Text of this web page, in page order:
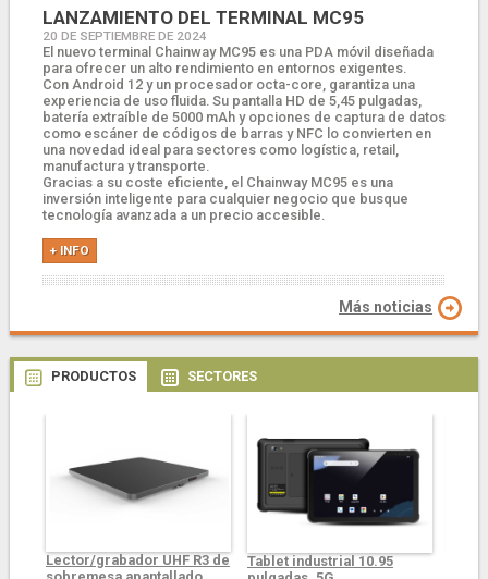
LANZAMIENTO DEL TERMINAL MC95
20 DE SEPTIEMBRE DE 2024
El nuevo terminal Chainway MC95 es una PDA móvil diseñada
para ofrecer un alto rendimiento en entornos exigentes.
Con Android 12 y un procesador octa-core, garantiza una
experiencia de uso fluida. Su pantalla HD de 5,45 pulgadas,
batería extraíble de 5000 mAh y opciones de captura de datos
como escáner de códigos de barras y NFC lo convierten en
una novedad ideal para sectores como logística, retail,
manufactura y transporte.
Gracias a su coste eficiente, el Chainway MC95 es una
inversión inteligente para cualquier negocio que busque
tecnología avanzada a un precio accesible.
+ INFO
Más noticias
PRODUCTOS SECTORES
Lector/grabador UHF R3 de
Tablet industrial 10.95